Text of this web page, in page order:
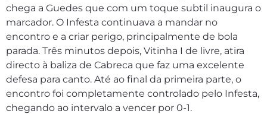
chega a Guedes que com um toque subtil inaugura o
marcador. O Infesta continuava a mandar no
encontro e a criar perigo, principalmente de bola
parada. Três minutos depois, Vitinha I de livre, atira
directo à baliza de Cabreca que faz uma excelente
defesa para canto. Até ao final da primeira parte, o
encontro foi completamente controlado pelo Infesta,
chegando ao intervalo a vencer por 0-1.